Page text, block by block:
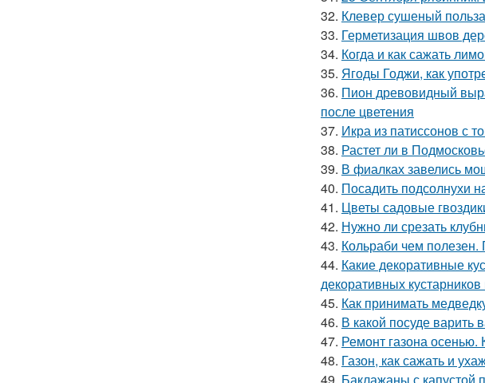
32. Клевер сушеный
33. Герметизация швов
34. Когда и как сажать
35. Ягоды Годжи, как
36. Пион древовидный
после цветения
37. Икра из патиссонов с
38. Растет ли в
39. В фиалках завелись
40. Посадить подсолнухи
41. Цветы садовые
42. Нужно ли срезать
43. Кольраби чем
44. Какие декоративные
декоративных кустарников
45. Как принимать
46. В какой посуде варить
47. Ремонт газона осенью.
48. Газон, как сажать и